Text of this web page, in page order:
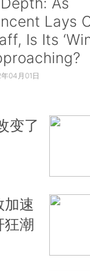
Lays
Is Its
04月01日
变了
加速
狂潮